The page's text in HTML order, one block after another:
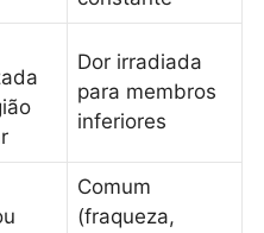
Dor irradiada
para membros
inferiores
Comum
(fraqueza,